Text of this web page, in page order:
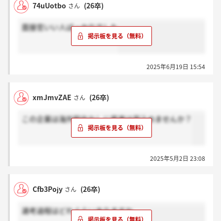
74uUotbo さん (26卒)
面接官いい人ばっかりでした
2025年6月19日 15:54
xmJmvZAE さん (26卒)
この企業は海外駐在なしに昇進は見込めませんか？
2025年5月2日 23:08
Cfb3Pojy さん (26卒)
選考過程はどれぐらいありますか